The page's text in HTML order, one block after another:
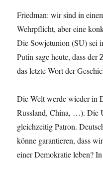
Friedman: wir sind in
Wehrpflicht, aber eine
Die Sowjetunion (SU) sei
Putin sage heute, dass
das letzte Wort der
Die Welt werde wieder in
Russland, China, …). Die
gleichzeitig Patron.
könne garantieren, dass
einer Demokratie leben?